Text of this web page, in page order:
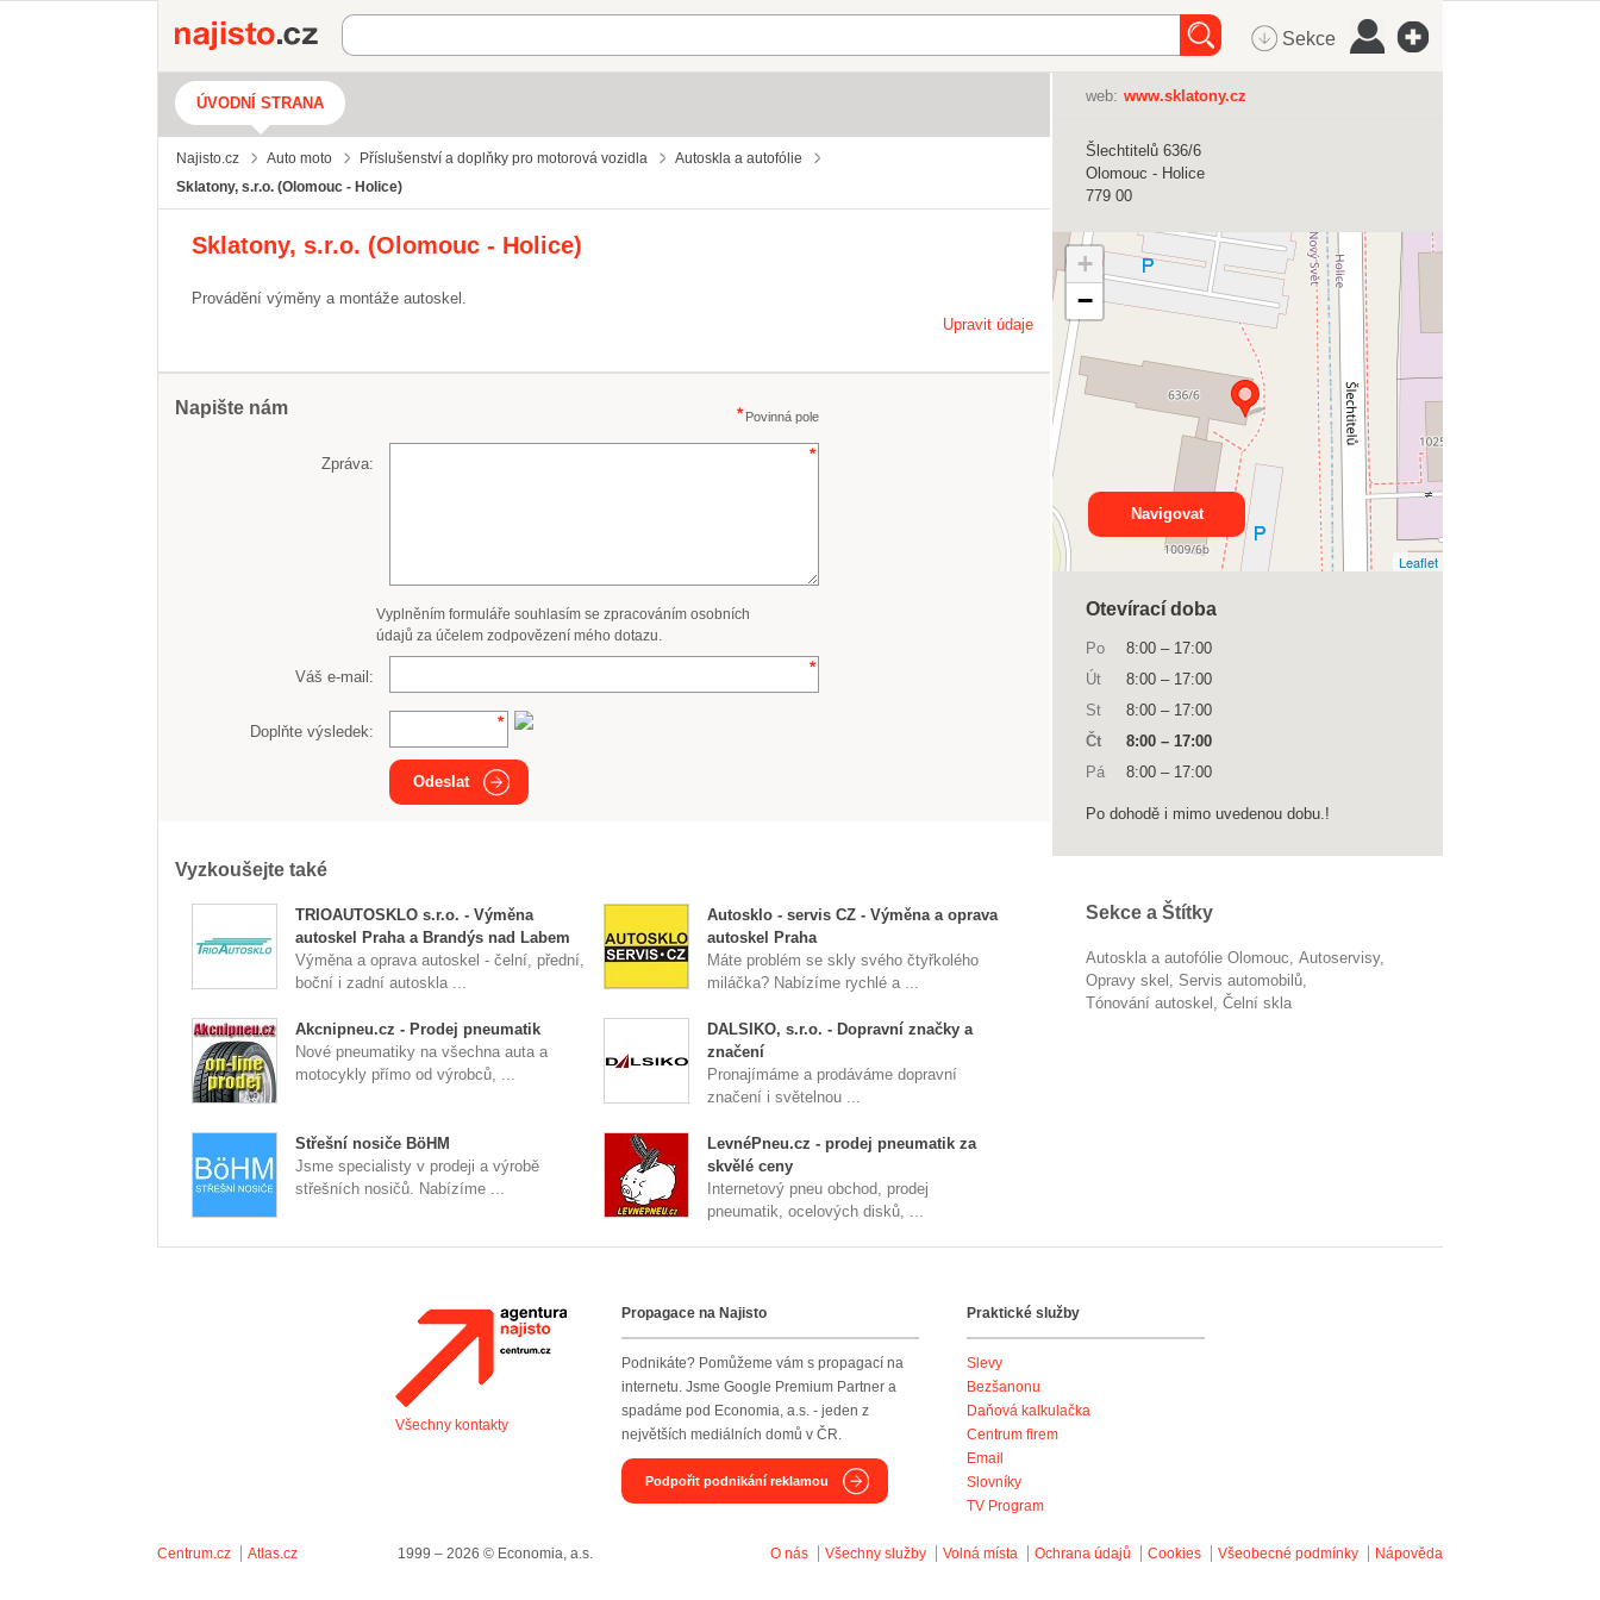
Najisto.cz Sekce
ÚVODNÍ STRANA
Najisto.cz Auto moto Příslušenství a doplňky pro motorová vozidla
Autoskla a autofólie
Sklatony, s.r.o. (Olomouc - Holice)
Sklatony, s.r.o. (Olomouc - Holice)
Provádění výměny a montáže autoskel.
Upravit údaje
Napište nám Povinná pole
Zpráva:
Vyplněním formuláře souhlasím se zpracováním osobních
údajů za účelem zodpovězení mého dotazu.
Váš e-mail:
Doplňte výsledek:
Odeslat
Vyzkoušejte také
TRIOAUTOSKLO s.r.o. - Výměna
autoskel Praha a Brandýs nad Labem
Výměna a oprava autoskel - čelní, přední,
boční i zadní autoskla ...
Autosklo - servis CZ - Výměna a oprava
autoskel Praha
Máte problém se skly svého čtyřkolého
miláčka? Nabízíme rychlé a ...
Akcnipneu.cz - Prodej pneumatik
Nové pneumatiky na všechna auta a
motocykly přímo od výrobců, ...
DALSIKO, s.r.o. - Dopravní značky a
značení
Pronajímáme a prodáváme dopravní
značení i světelnou ...
Střešní nosiče BöHM
Jsme specialisty v prodeji a výrobě
střešních nosičů. Nabízíme ...
LevnéPneu.cz - prodej pneumatik za
skvělé ceny
Internetový pneu obchod, prodej
pneumatik, ocelových disků, ...
web: www.sklatony.cz
Šlechtitelů 636/6
Olomouc - Holice
779 00
+
−
Leaflet
Navigovat
Otevírací doba
Po 8:00 – 17:00
Út
8:00 – 17:00
St
8:00 – 17:00
Čt
8:00 – 17:00
Pá
8:00 – 17:00
Po dohodě i mimo uvedenou dobu.!
Sekce a Štítky
Autoskla a autofólie Olomouc
Autoservisy
opravy skel
servis automobilů
tónování autoskel
čelní skla
Agentura Najisto
Všechny kontakty
Propagace na Najisto
Podnikáte? Pomůžeme vám s propagací na
internetu. Jsme Google Premium Partner a
spadáme pod Economia, a.s. - jeden z
největších mediálních domů v ČR.
Podpořit podnikání reklamou
Praktické služby
Slevy
Bezšanonu
Daňová kalkulačka
Centrum firem
Email
Slovníky
TV Program
Centrum.cz Atlas.cz 1999 – 2026 © Economia, a.s. O nás Všechny služby Volná místa Ochrana údajů Cookies Všeobecné podmínky Nápověda